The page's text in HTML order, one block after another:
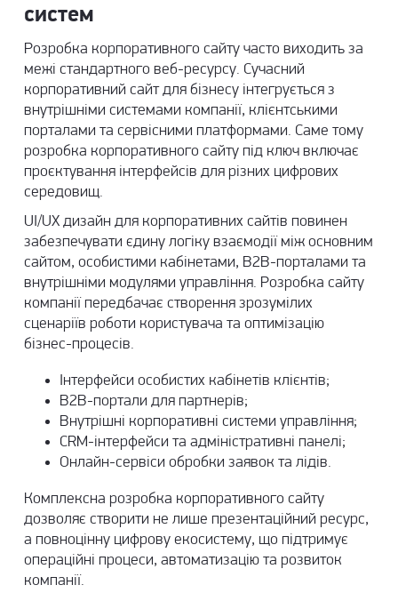
систем
Розробка корпоративного сайту часто виходить за
межі стандартного веб-ресурсу. Сучасний
корпоративний сайт для бізнесу інтегрується з
внутрішніми системами компанії, клієнтськими
порталами та сервісними платформами. Саме тому
розробка корпоративного сайту під ключ включає
проєктування інтерфейсів для різних цифрових
середовищ.
UI/UX дизайн для корпоративних сайтів повинен
забезпечувати єдину логіку взаємодії між основним
сайтом, особистими кабінетами, B2B-порталами та
внутрішніми модулями управління. Розробка сайту
компанії передбачає створення зрозумілих
сценаріїв роботи користувача та оптимізацію
бізнес-процесів.
Інтерфейси особистих кабінетів клієнтів;
B2B-портали для партнерів;
Внутрішні корпоративні системи управління;
CRM-інтерфейси та адміністративні панелі;
Онлайн-сервіси обробки заявок та лідів.
Комплексна розробка корпоративного сайту
дозволяє створити не лише презентаційний ресурс,
а повноцінну цифрову екосистему, що підтримує
операційні процеси, автоматизацію та розвиток
компанії.